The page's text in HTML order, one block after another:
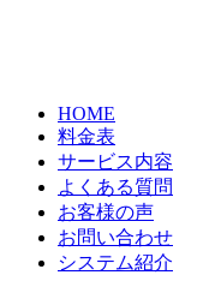
HOME
料金表
サービス内容
よくある質問
お客様の声
お問い合わせ
システム紹介